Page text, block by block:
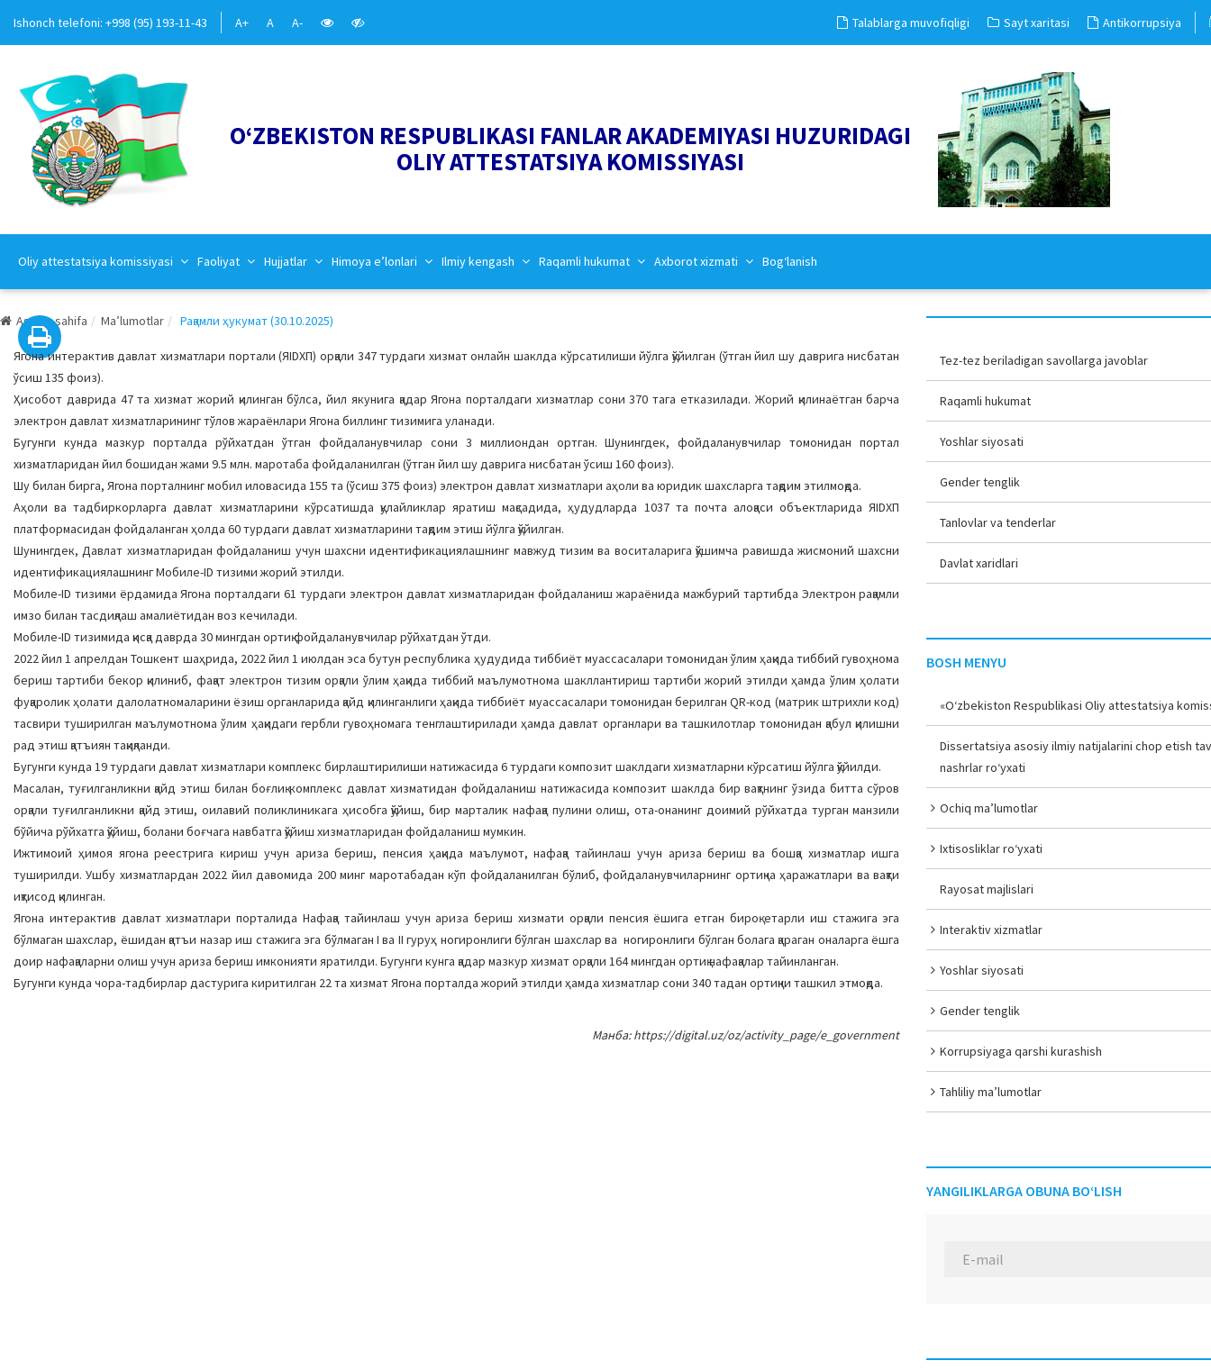
Ishonch telefoni: +998 (95) 193-11-43 A+ A A- Talablarga muvofiqligi Sayt xaritasi Antikorrupsiya
O‘ZBEKISTON RESPUBLIKASI FANLAR AKADEMIYASI HUZURIDAGI
OLIY ATTESTATSIYA KOMISSIYASI
Oliy attestatsiya komissiyasi Faoliyat Hujjatlar Himoya e’lonlari Ilmiy kengash Raqamli hukumat Axborot xizmati Bog‘lanish
Asosiy sahifa Ma’lumotlar Рақамли ҳукумат (30.10.2025)
Ягона интерактив давлат хизматлари портали (ЯIDХП) орқали 347 турдаги хизмат онлайн шаклда кўрсатилиши йўлга қўйилган (ўтган йил шу даврига нисбатан
ўсиш 135 фоиз).
Ҳисобот даврида 47 та хизмат жорий қилинган бўлса, йил якунига қадар Ягона порталдаги хизматлар сони 370 тага етказилади. Жорий қилинаётган барча
электрон давлат хизматларининг тўлов жараёнлари Ягона биллинг тизимига уланади.
Бугунги кунда мазкур порталда рўйхатдан ўтган фойдаланувчилар сони 3 миллиондан ортган. Шунингдек, фойдаланувчилар томонидан портал
хизматларидан йил бошидан жами 9.5 млн. маротаба фойдаланилган (ўтган йил шу даврига нисбатан ўсиш 160 фоиз).
Шу билан бирга, Ягона порталнинг мобил иловасида 155 та (ўсиш 375 фоиз) электрон давлат хизматлари аҳоли ва юридик шахсларга тақдим этилмоқда.
Аҳоли ва тадбиркорларга давлат хизматларини кўрсатишда қулайликлар яратиш мақсадида, ҳудудларда 1037 та почта алоқаси объектларида ЯIDХП
платформасидан фойдаланган ҳолда 60 турдаги давлат хизматларини тақдим этиш йўлга қўйилган.
Шунингдек, Давлат хизматларидан фойдаланиш учун шахсни идентификациялашнинг мавжуд тизим ва воситаларига қўшимча равишда жисмоний шахсни
идентификациялашнинг Мобиле-ID тизими жорий этилди.
Мобиле-ID тизими ёрдамида Ягона порталдаги 61 турдаги электрон давлат хизматларидан фойдаланиш жараёнида мажбурий тартибда Электрон рақамли
имзо билан тасдиқлаш амалиётидан воз кечилади.
Мобиле-ID тизимида қисқа даврда 30 мингдан ортиқ фойдаланувчилар рўйхатдан ўтди.
2022 йил 1 апрелдан Тошкент шаҳрида, 2022 йил 1 июлдан эса бутун республика ҳудудида тиббиёт муассасалари томонидан ўлим ҳақида тиббий гувоҳнома
бериш тартиби бекор қилиниб, фақат электрон тизим орқали ўлим ҳақида тиббий маълумотнома шакллантириш тартиби жорий этилди ҳамда ўлим ҳолати
фуқаролик ҳолати далолатномаларини ёзиш органларида қайд қилинганлиги ҳақида тиббиёт муассасалари томонидан берилган QR-код (матрик штрихли код)
тасвири туширилган маълумотнома ўлим ҳақидаги гербли гувоҳномага тенглаштирилади ҳамда давлат органлари ва ташкилотлар томонидан қабул қилишни
рад этиш қатъиян тақиқланди.
Бугунги кунда 19 турдаги давлат хизматлари комплекс бирлаштирилиши натижасида 6 турдаги композит шаклдаги хизматларни кўрсатиш йўлга қўйилди.
Масалан, туғилганликни қайд этиш билан боғлиқ комплекс давлат хизматидан фойдаланиш натижасида композит шаклда бир вақтнинг ўзида битта сўров
орқали туғилганликни қайд этиш, оилавий поликлиникага ҳисобга қўйиш, бир марталик нафақа пулини олиш, ота-онанинг доимий рўйхатда турган манзили
бўйича рўйхатга қўйиш, болани боғчага навбатга қўйиш хизматларидан фойдаланиш мумкин.
Ижтимоий ҳимоя ягона реестрига кириш учун ариза бериш, пенсия ҳақида маълумот, нафақа тайинлаш учун ариза бериш ва бошқа хизматлар ишга
туширилди. Ушбу хизматлардан 2022 йил давомида 200 минг маротабадан кўп фойдаланилган бўлиб, фойдаланувчиларнинг ортиқча ҳаражатлари ва вақти
иқтисод қилинган.
Ягона интерактив давлат хизматлари порталида Нафақа тайинлаш учун ариза бериш хизмати орқали пенсия ёшига етган бироқ етарли иш стажига эга
бўлмаган шахслар, ёшидан қатъи назар иш стажига эга бўлмаган I ва II гуруҳ ногиронлиги бўлган шахслар ва ногиронлиги бўлган болага қараган оналарга ёшга
доир нафақаларни олиш учун ариза бериш имконияти яратилди. Бугунги кунга қадар мазкур хизмат орқали 164 мингдан ортиқ нафақалар тайинланган.
Бугунги кунда чора-тадбирлар дастурига киритилган 22 та хизмат Ягона порталда жорий этилди ҳамда хизматлар сони 340 тадан ортиқни ташкил этмоқда.
Манба: https://digital.uz/oz/activity_page/e_government
Tez-tez beriladigan savollarga javoblar
Raqamli hukumat
Yoshlar siyosati
Gender tenglik
Tanlovlar va tenderlar
Davlat xaridlari
BOSH MENYU
«O‘zbekiston Respublikasi Oliy attestatsiya
Dissertatsiya asosiy ilmiy natijalarini chop etish
nashrlar ro‘yxati
Ochiq ma’lumotlar
Ixtisosliklar ro‘yxati
Rayosat majlislari
Interaktiv xizmatlar
Yoshlar siyosati
Gender tenglik
Korrupsiyaga qarshi kurashish
Tahliliy ma’lumotlar
YANGILIKLARGA OBUNA BO‘LISH